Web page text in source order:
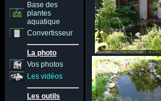
Base des
plantes
aquatique
Convertisseur
La photo
Vos photos
Les vidéos
Les outils